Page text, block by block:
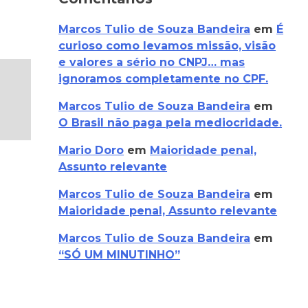
Marcos Tulio de Souza Bandeira em É
curioso como levamos missão, visão
e valores a sério no CNPJ… mas
ignoramos completamente no CPF.
Marcos Tulio de Souza Bandeira em
O Brasil não paga pela mediocridade.
Mario Doro em Maioridade penal,
Assunto relevante
Marcos Tulio de Souza Bandeira em
Maioridade penal, Assunto relevante
Marcos Tulio de Souza Bandeira em
“SÓ UM MINUTINHO”